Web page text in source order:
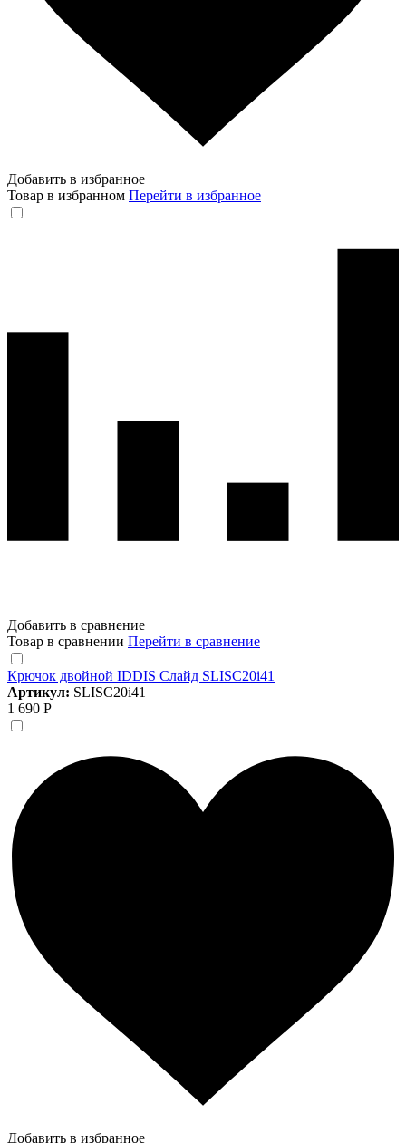
Добавить в избранное
Товар в избранном Перейти в избранное
Добавить в сравнение
Товар в сравнении Перейти в сравнение
Крючок двойной IDDIS Слайд SLISC20i41
Артикул: SLISC20i41
1 690 Р
Добавить в избранное